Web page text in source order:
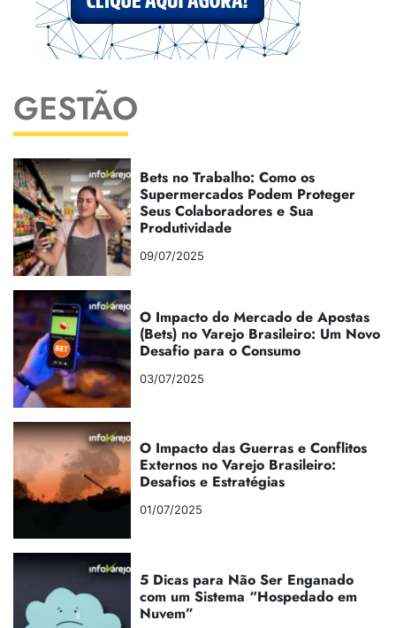
GESTÃO
Bets no Trabalho: Como os
Supermercados Podem Proteger
Seus Colaboradores e Sua
Produtividade
09/07/2025
O Impacto do Mercado de Apostas
(Bets) no Varejo Brasileiro: Um Novo
Desafio para o Consumo
03/07/2025
O Impacto das Guerras e Conflitos
Externos no Varejo Brasileiro:
Desafios e Estratégias
01/07/2025
5 Dicas para Não Ser Enganado
com um Sistema “Hospedado em
Nuvem”